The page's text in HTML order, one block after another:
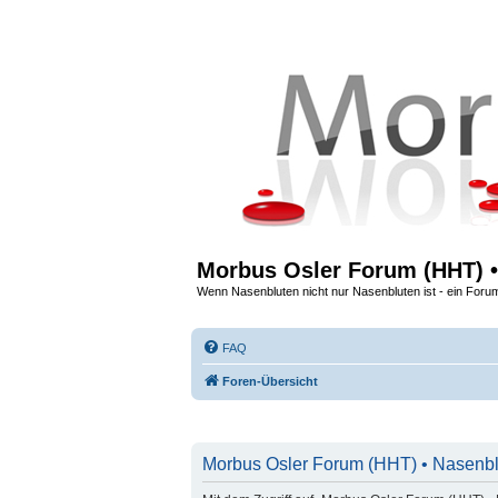
Morbus Osler Forum (HHT)
Wenn Nasenbluten nicht nur Nasenbluten ist - ein
FAQ
Foren-Übersicht
Morbus Osler Forum (HHT) •